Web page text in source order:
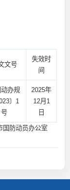
文号
失效时
间
办规
〕1
号
2025年
12月1
日
国防动员办公室